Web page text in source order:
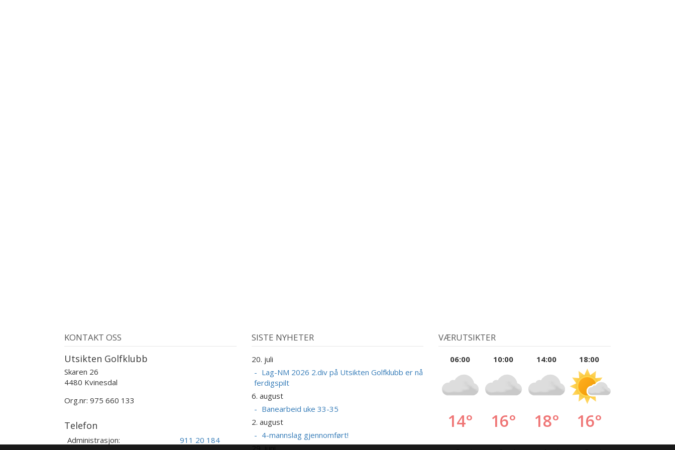
KONTAKT OSS
Utsikten Golfklubb
Skaren 26
4480 Kvinesdal
Org.nr: 975 660 133
Telefon
Administrasjon:
911 20 184
SISTE NYHETER
20. juli
Lag-NM 2026 2.div på Utsikten Golfklubb er nå
ferdigspilt
6. august
Banearbeid uke 33-35
2. august
4-mannslag gjennomført!
VÆRUTSIKTER
06:00
14°
10:00
16°
14:00
18°
18:00
16°